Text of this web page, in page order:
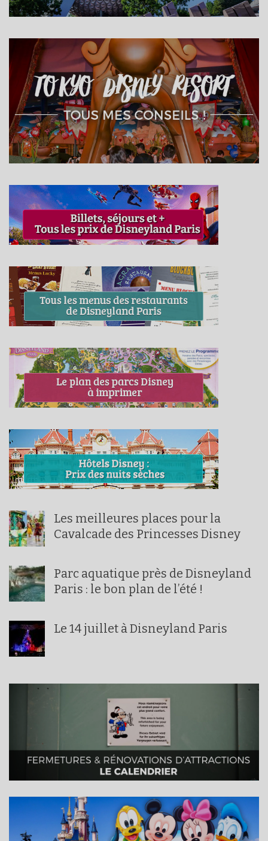
Les meilleures places pour la
Cavalcade des Princesses Disney
Parc aquatique près de Disneyland
Paris : le bon plan de l’été !
Le 14 juillet à Disneyland Paris